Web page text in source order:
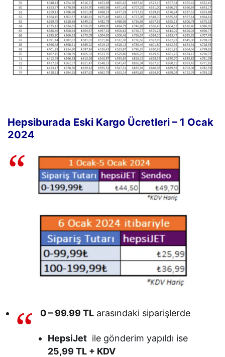
Hepsiburada Eski Kargo Ücretleri – 1 Ocak
2024
0 – 99.99 TL arasındaki siparişlerde
HepsiJet ile gönderim yapıldı ise
25,99 TL + KDV